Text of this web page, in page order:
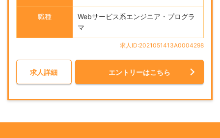
職種
Webサービス系エンジニア・プログラ
マ
求人ID:2021051413A0004298
求人詳細 エントリーはこちら